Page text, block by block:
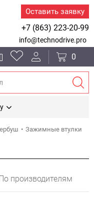
Оставить заявку
+7 (863) 223-20-99
info@technodrive.pro
0
Зажимные втулки
производителям